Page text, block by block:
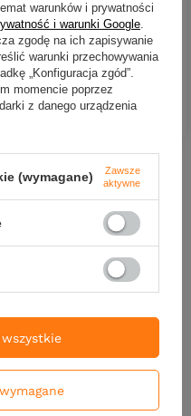
25,90 zł
Kup za: 854.70PKTpunktów
Ilość produktówDO KOSZYKA
NOWOŚĆ
warunków i prywatności
i warunki Google
zgodę na ich zapisywanie
warunki przechowywania
„Konfiguracja zgód”.
momencie poprzez
z danego urządzenia
(wymagane)
Zawsze
aktywne